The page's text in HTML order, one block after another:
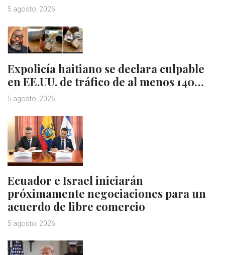
5 agosto, 2026
Expolicía haitiano se declara culpable
en EE.UU. de tráfico de al menos 140…
5 agosto, 2026
Ecuador e Israel iniciarán
próximamente negociaciones para un
acuerdo de libre comercio
5 agosto, 2026